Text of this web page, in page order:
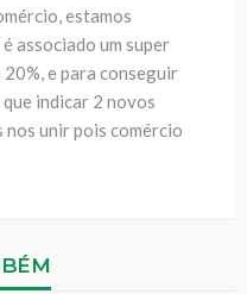
estamos
associado um super
e para conseguir
indicar 2 novos
nos unir pois comércio